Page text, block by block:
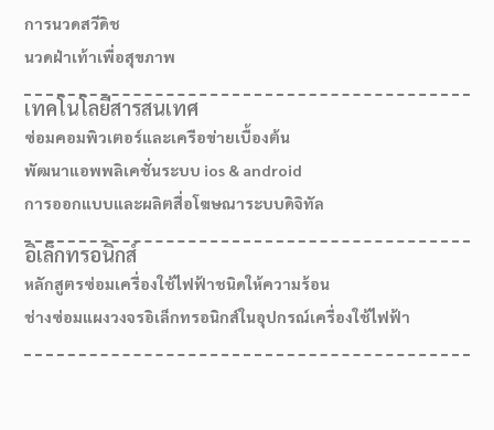
การนวดสวีดิช
นวดฝ่าเท้าเพื่อสุขภาพ
เทคโนโลยีสารสนเทศ
ซ่อมคอมพิวเตอร์และเครือข่ายเบื้องต้น
พัฒนาแอพพลิเคชั่นระบบ ios & android
การออกแบบและผลิตสื่อโฆษณาระบบดิจิทัล
อิเล็กทรอนิกส์
หลักสูตรซ่อมเครื่องใช้ไฟฟ้าชนิดให้ความร้อน
ช่างซ่อมแผงวงจรอิเล็กทรอนิกส์ในอุปกรณ์เครื่องใช้ไฟฟ้า